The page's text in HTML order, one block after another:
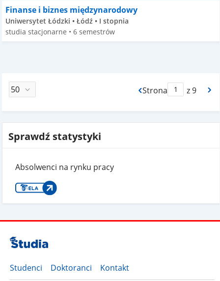
Finanse i biznes międzynarodowy
Uniwersytet Łódzki • Łódź • I stopnia
studia stacjonarne • 6 semestrów
Strona
Max Stronaz 9
Sprawdź statystyki
Absolwenci na rynku pracy
Studenci Doktoranci Kontakt